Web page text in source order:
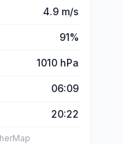
4.9 m/s
91%
1010 hPa
06:09
20:22